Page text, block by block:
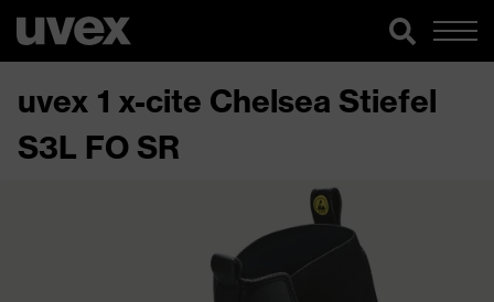
uvex 1 x-cite Chelsea Stiefel
S3L FO SR